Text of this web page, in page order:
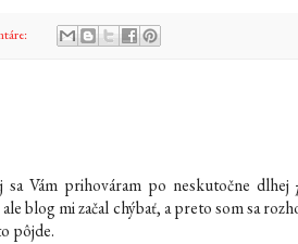
sa Vám prihováram po neskutočne dlhej
blog mi začal chýbať, a preto som sa
pôjde.